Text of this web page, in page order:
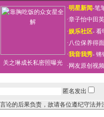
关之琳成长私密照曝光
·明星新闻-笔
·章子怡中田
·娱乐社区- 看
·八位保养得
·我音我秀- 锵
· 网友原创视
匿名发出
论的后果负责，故请各位遵纪守法并